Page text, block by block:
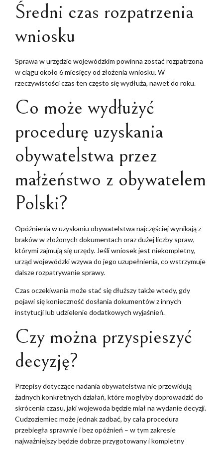
Średni czas rozpatrzenia
wniosku
Sprawa w urzędzie wojewódzkim powinna zostać rozpatrzona
w ciągu około 6 miesięcy od złożenia wniosku. W
rzeczywistości czas ten często się wydłuża, nawet do roku.
Co może wydłużyć
procedurę uzyskania
obywatelstwa przez
małżeństwo z obywatelem
Polski?
Opóźnienia w uzyskaniu obywatelstwa najczęściej wynikają z
braków w złożonych dokumentach oraz dużej liczby spraw,
którymi zajmują się urzędy. Jeśli wniosek jest niekompletny,
urząd wojewódzki wzywa do jego uzupełnienia, co wstrzymuje
dalsze rozpatrywanie sprawy.
Czas oczekiwania może stać się dłuższy także wtedy, gdy
pojawi się konieczność dosłania dokumentów z innych
instytucji lub udzielenie dodatkowych wyjaśnień.
Czy można przyspieszyć
decyzję?
Przepisy dotyczące nadania obywatelstwa nie przewidują
żadnych konkretnych działań, które mogłyby doprowadzić do
skrócenia czasu, jaki wojewoda będzie miał na wydanie decyzji.
Cudzoziemiec może jednak zadbać, by cała procedura
przebiegła sprawnie i bez opóźnień – w tym zakresie
najważniejszy będzie dobrze przygotowany i kompletny